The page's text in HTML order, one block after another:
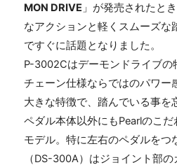
MON DRIVE 」が発売されたと
なアクションと軽くスムーズな
ですぐに話題となりました。
P-3002Cはデーモンドライブの
チェーン仕様ならではのパワー
大きな特徴で、踏んでいる事を
ペダル本体以外にもPearlのこ
モデル。特に左右のペダルをつ
（DS-300A）はジョイント部